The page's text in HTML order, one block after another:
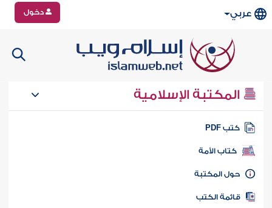
عربي دخول
المكتبة الإسلامية
كتب PDF
كتاب الأمة
المكتبة